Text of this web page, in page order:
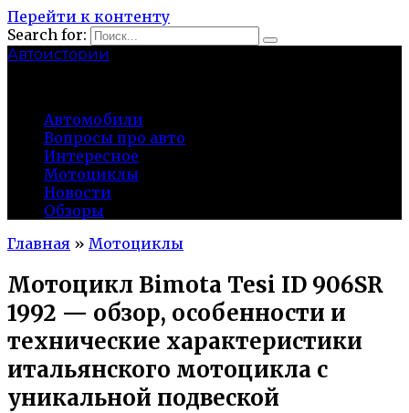
Перейти к контенту
Search for:
Автоистории
Автомобили
Вопросы про авто
Интересное
Мотоциклы
Новости
Обзоры
Главная » Мотоциклы
Мотоцикл Bimota Tesi ID 906SR
1992 — обзор, особенности и
технические характеристики
итальянского мотоцикла с
уникальной подвеской